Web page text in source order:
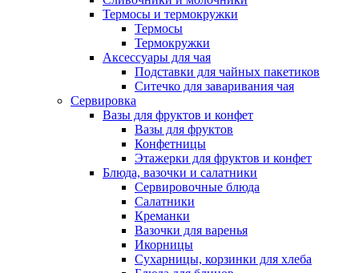
Термосы и термокружки
Термосы
Термокружки
Аксессуары для чая
Подставки для чайных пакетиков
Ситечко для заваривания чая
Сервировка
Вазы для фруктов и конфет
Вазы для фруктов
Конфетницы
Этажерки для фруктов и конфет
Блюда, вазочки и салатники
Сервировочные блюда
Салатники
Креманки
Вазочки для варенья
Икорницы
Сухарницы, корзинки для хлеба